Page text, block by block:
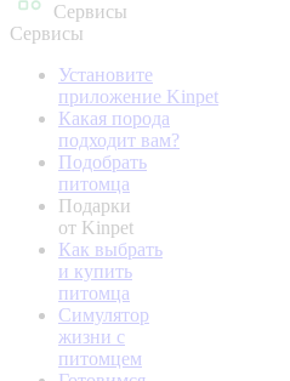
Сервисы
Сервисы
Установите
приложение Kinpet
Какая порода
подходит вам?
Подобрать
питомца
Подарки
от Kinpet
Как выбрать
и купить
питомца
Симулятор
жизни с
питомцем